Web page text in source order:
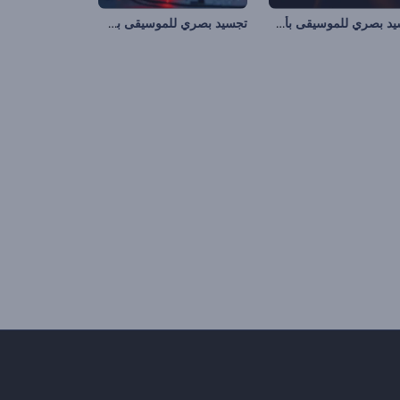
تجسيد بصري للموسيقى بأشعة نارية تجسيد بصري للموسيقى بسماعة رأس إيقاعية